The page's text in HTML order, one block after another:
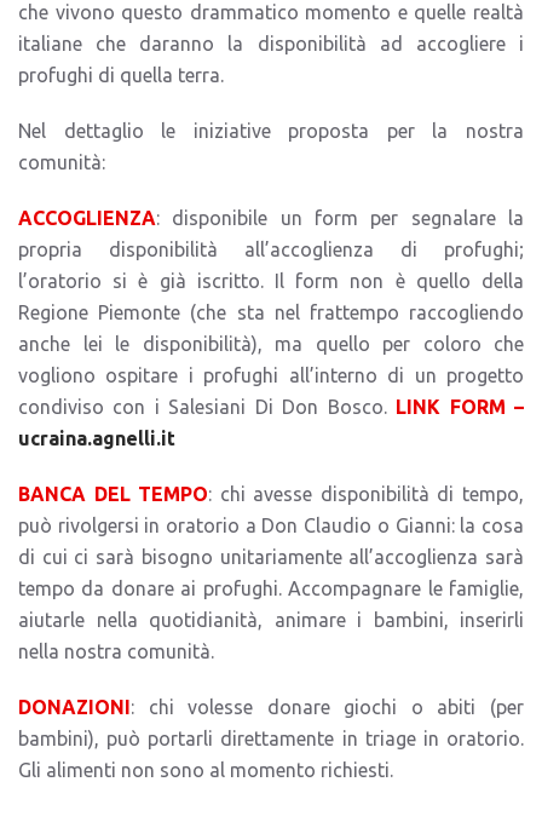
che vivono questo drammatico momento e quelle realtà
italiane che daranno la disponibilità ad accogliere i
profughi di quella terra.
Nel dettaglio le iniziative proposta per la nostra
comunità:
ACCOGLIENZA: disponibile un form per segnalare la
propria disponibilità all’accoglienza di profughi;
l’oratorio si è già iscritto. Il form non è quello della
Regione Piemonte (che sta nel frattempo raccogliendo
anche lei le disponibilità), ma quello per coloro che
vogliono ospitare i profughi all’interno di un progetto
condiviso con i Salesiani Di Don Bosco. LINK FORM –
ucraina.agnelli.it
BANCA DEL TEMPO: chi avesse disponibilità di tempo,
può rivolgersi in oratorio a Don Claudio o Gianni: la cosa
di cui ci sarà bisogno unitariamente all’accoglienza sarà
tempo da donare ai profughi. Accompagnare le famiglie,
aiutarle nella quotidianità, animare i bambini, inserirli
nella nostra comunità.
DONAZIONI : chi volesse donare giochi o abiti (per
bambini), può portarli direttamente in triage in oratorio.
Gli alimenti non sono al momento richiesti.